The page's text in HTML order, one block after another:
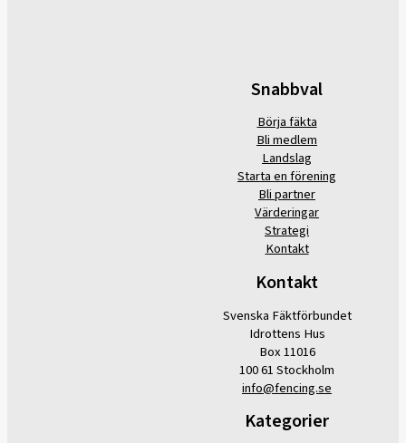
Snabbval
Börja fäkta
Bli medlem
Landslag
Starta en förening
Bli partner
Värderingar
Strategi
Kontakt
Kontakt
Svenska Fäktförbundet
Idrottens Hus
Box 11016
100 61 Stockholm
info@fencing.se
Kategorier